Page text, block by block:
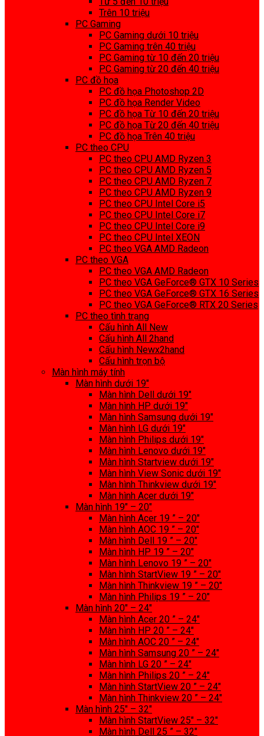
Trên 10 triệu
PC Gaming
PC Gaming dưới 10 triệu
PC Gaming trên 40 triệu
PC Gaming từ 10 đến 20 triệu
PC Gaming từ 20 đến 40 triệu
PC đồ họa
PC đồ họa Photoshop 2D
PC đồ họa Render Video
PC đồ họa Từ 10 đến 20 triệu
PC đồ họa Từ 20 đến 40 triệu
PC đồ họa Trên 40 triệu
PC theo CPU
PC theo CPU AMD Ryzen 3
PC theo CPU AMD Ryzen 5
PC theo CPU AMD Ryzen 7
PC theo CPU AMD Ryzen 9
PC theo CPU Intel Core i5
PC theo CPU Intel Core i7
PC theo CPU Intel Core i9
PC theo CPU Intel XEON
PC theo VGA AMD Radeon
PC theo VGA
PC theo VGA AMD Radeon
PC theo VGA GeForce® GTX 10 Series
PC theo VGA GeForce® GTX 16 Series
PC theo VGA GeForce® RTX 20 Series
PC theo tình trạng
Cấu hình All New
Cấu hình All 2hand
Cấu hình Newx2hand
Cấu hình trọn bộ
Màn hình máy tính
Màn hình dưới 19″
Màn hình Dell dưới 19″
Màn hình HP dưới 19″
Màn hình Samsung dưới 19″
Màn hình LG dưới 19″
Màn hình Philips dưới 19″
Màn hình Lenovo dưới 19″
Màn hình Startview dưới 19″
Màn hình View Sonic dưới 19″
Màn hình Thinkview dưới 19″
Màn hình Acer dưới 19″
Màn hình 19″ – 20″
Màn hình Acer 19 ” – 20″
Màn hình AOC 19 ” – 20″
Màn hình Dell 19 ” – 20″
Màn hình HP 19 ” – 20″
Màn hình Lenovo 19 ” – 20″
Màn hình StartView 19 ” – 20″
Màn hình Thinkview 19 ” – 20″
Màn hình Philips 19 ” – 20″
Màn hình 20″ – 24″
Màn hình Acer 20 ” – 24″
Màn hình HP 20 ” – 24″
Màn hình AOC 20 ” – 24″
Màn hình Samsung 20 ” – 24″
Màn hình LG 20 ” – 24″
Màn hình Philips 20 ” – 24″
Màn hình StartView 20 ” – 24″
Màn hình Thinkview 20 ” – 24″
Màn hình 25″ – 32″
Màn hình StartView 25″ – 32″
Màn hình Dell 25 ” – 32″